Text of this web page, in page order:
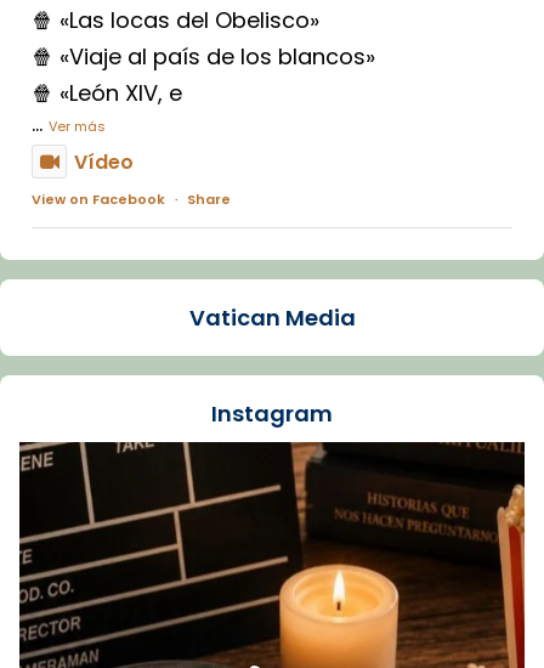
🍿 «Las locas del Obelisco»
🍿 «Viaje al país de los blancos»
🍿 «León XIV, e
... Ver más
Vídeo
View on Facebook · Share
Arquebisbat de Barcelona
La Carmina va patir depressió. Fa gairebé
dos mesos, a l'Estadi Lluís Companys, la
Recupera l'entrevista comp
Vatican
tican News 👇
www.vaticannews.va/es/iglesia/news/2026-
07/carmina-historia-depresion-papa-viaje-
espana-testimoni...
Foto
Vatican Media
Instagram